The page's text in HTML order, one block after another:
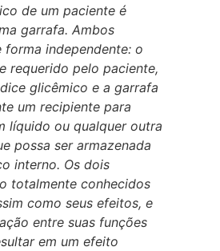
de um paciente é
garrafa. Ambos
forma independente: o
requerido pelo paciente,
glicêmico e a garrafa
um recipiente para
líquido ou qualquer outra
possa ser armazenada
interno. Os dois
totalmente conhecidos
como seus efeitos, e
entre suas funções
em um efeito